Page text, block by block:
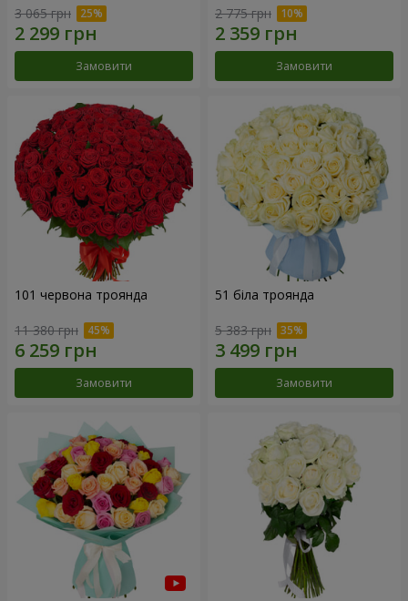
3 065 грн
Замовити
2 775 грн
Замовити
101 червона троянда
11 380 грн
Замовити
51 біла троянда
5 383 грн
Замовити